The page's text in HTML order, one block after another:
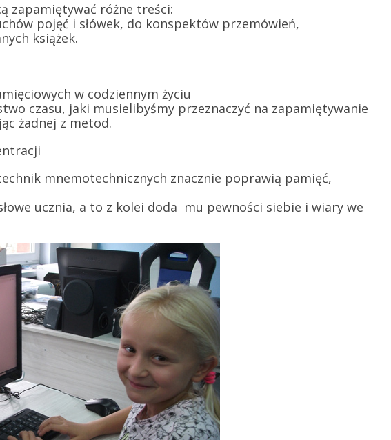
zapamiętywać różne treści:
pojęć i słówek, do konspektów przemówień,
książek.
w codziennym życiu
czasu, jaki musielibyśmy przeznaczyć na zapamiętywanie
żadnej z metod.
mnemotechnicznych znacznie poprawią pamięć,
ucznia, a to z kolei doda mu pewności siebie i wiary we